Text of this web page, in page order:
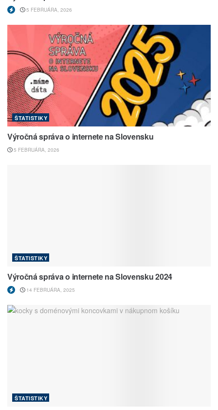
5 FEBRUÁRA, 2026
ŠTATISTIKY
Výročná správa o internete na Slovensku
5 FEBRUÁRA, 2026
ŠTATISTIKY
Výročná správa o internete na Slovensku 2024
14 FEBRUÁRA, 2025
ŠTATISTIKY